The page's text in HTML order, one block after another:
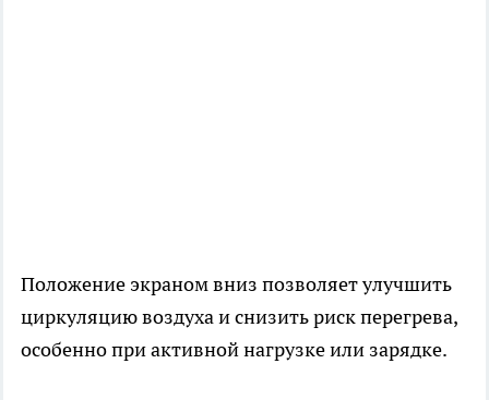
Положение экраном вниз позволяет улучшить
циркуляцию воздуха и снизить риск перегрева,
особенно при активной нагрузке или зарядке.